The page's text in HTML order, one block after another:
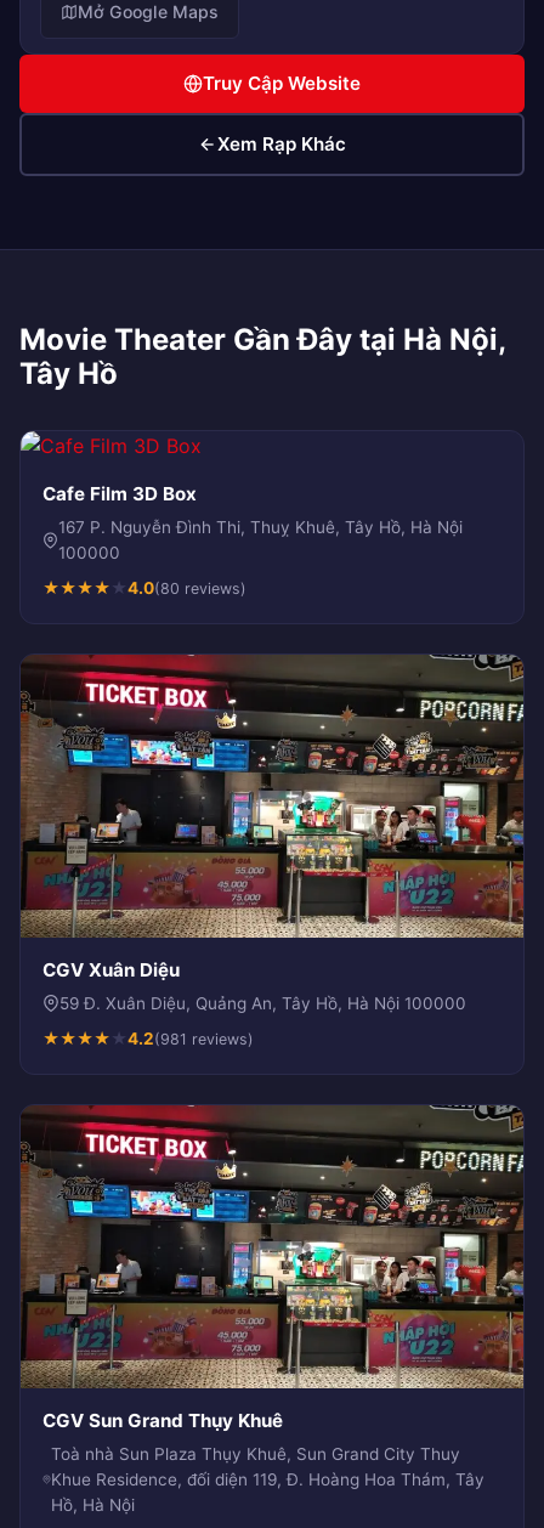
Mở Google Maps
Truy Cập Website
Xem Rạp Khác
Movie Theater Gần Đây tại Hà Nội,
Tây Hồ
Cafe Film 3D Box
167 P. Nguyễn Đình Thi, Thuỵ Khuê, Tây Hồ, Hà Nội
100000
★★★★★4.0(80 reviews)
CGV Xuân Diệu
59 Đ. Xuân Diệu, Quảng An, Tây Hồ, Hà Nội 100000
★★★★★4.2(981 reviews)
CGV Sun Grand Thụy Khuê
Toà nhà Sun Plaza Thụy Khuê, Sun Grand City Thuy
Khue Residence, đối diện 119, Đ. Hoàng Hoa Thám, Tây
Hồ, Hà Nội